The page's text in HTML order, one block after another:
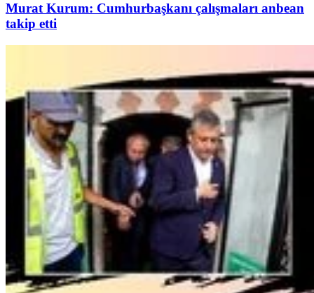
Murat Kurum: Cumhurbaşkanı çalışmaları anbean
takip etti